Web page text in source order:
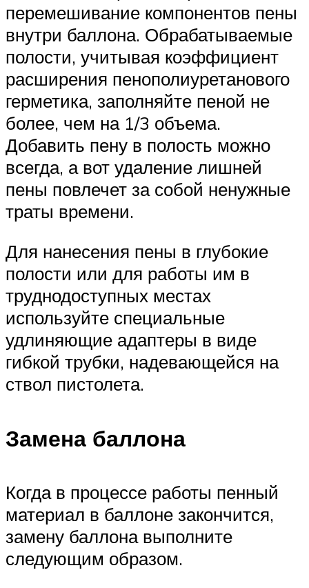
перемешивание компонентов пены
внутри баллона. Обрабатываемые
полости, учитывая коэффициент
расширения пенополиуретанового
герметика, заполняйте пеной не
более, чем на 1/3 объема.
Добавить пену в полость можно
всегда, а вот удаление лишней
пены повлечет за собой ненужные
траты времени.
Для нанесения пены в глубокие
полости или для работы им в
труднодоступных местах
используйте специальные
удлиняющие адаптеры в виде
гибкой трубки, надевающейся на
ствол пистолета.
Замена баллона
Когда в процессе работы пенный
материал в баллоне закончится,
замену баллона выполните
следующим образом.